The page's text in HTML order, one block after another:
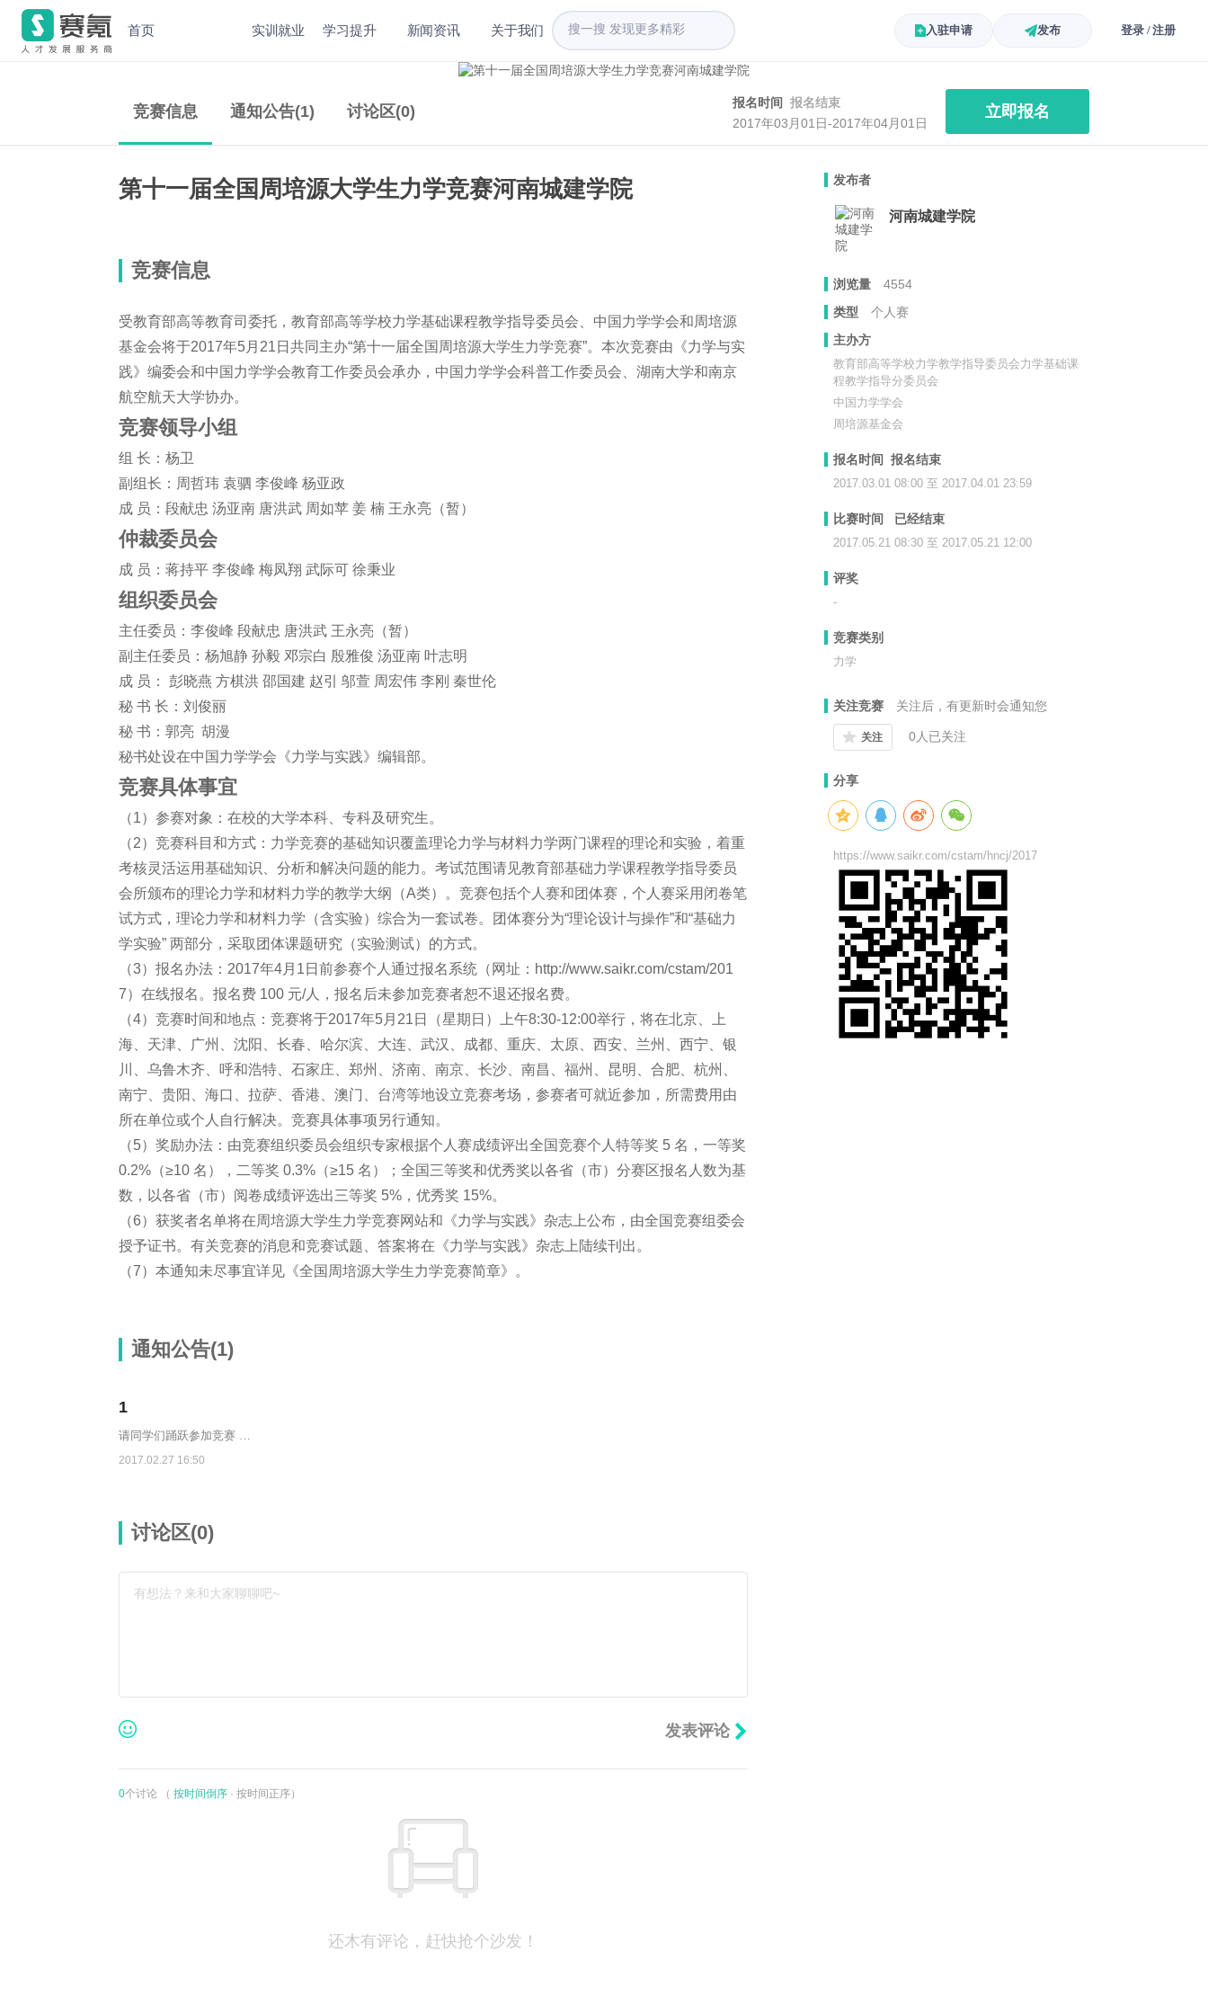
首页 实训就业 学习提升 新闻资讯 关于我们 入驻申请 发布 登录 / 注册
竞赛信息 通知公告(1) 讨论区(0) 报名时间 报名结束
2017年03月01日-2017年04月01日
立即报名
第十一届全国周培源大学生力学竞赛河南城建学院
竞赛信息
受教育部高等教育司委托，教育部高等学校力学基础课程教学指导委员会、中国力学学会和周培源
基金会将于2017年5月21日共同主办“第十一届全国周培源大学生力学竞赛”。本次竞赛由《力学与实
践》编委会和中国力学学会教育工作委员会承办，中国力学学会科普工作委员会、湖南大学和南京
航空航天大学协办。
竞赛领导小组
组 长：杨卫
副组长：周哲玮 袁驷 李俊峰 杨亚政
成 员：段献忠 汤亚南 唐洪武 周如苹 姜 楠 王永亮（暂）
仲裁委员会
成 员：蒋持平 李俊峰 梅凤翔 武际可 徐秉业
组织委员会
主任委员：李俊峰 段献忠 唐洪武 王永亮（暂）
副主任委员：杨旭静 孙毅 邓宗白 殷雅俊 汤亚南 叶志明
成 员： 彭晓燕 方棋洪 邵国建 赵引 邬萱 周宏伟 李刚 秦世伦
秘 书 长：刘俊丽
秘 书：郭亮 胡漫
秘书处设在中国力学学会《力学与实践》编辑部。
竞赛具体事宜
（1）参赛对象：在校的大学本科、专科及研究生。
（2）竞赛科目和方式：力学竞赛的基础知识覆盖理论力学与材料力学两门课程的理论和实验，着重
考核灵活运用基础知识、分析和解决问题的能力。考试范围请见教育部基础力学课程教学指导委员
会所颁布的理论力学和材料力学的教学大纲（A类）。竞赛包括个人赛和团体赛，个人赛采用闭卷笔
试方式，理论力学和材料力学（含实验）综合为一套试卷。团体赛分为“理论设计与操作”和“基础力
学实验” 两部分，采取团体课题研究（实验测试）的方式。
（3）报名办法：2017年4月1日前参赛个人通过报名系统（网址：http://www.saikr.com/cstam/201
7）在线报名。报名费 100 元/人，报名后未参加竞赛者恕不退还报名费。
（4）竞赛时间和地点：竞赛将于2017年5月21日（星期日）上午8:30-12:00举行，将在北京、上
海、天津、广州、沈阳、长春、哈尔滨、大连、武汉、成都、重庆、太原、西安、兰州、西宁、银
川、乌鲁木齐、呼和浩特、石家庄、郑州、济南、南京、长沙、南昌、福州、昆明、合肥、杭州、
南宁、贵阳、海口、拉萨、香港、澳门、台湾等地设立竞赛考场，参赛者可就近参加，所需费用由
所在单位或个人自行解决。竞赛具体事项另行通知。
（5）奖励办法：由竞赛组织委员会组织专家根据个人赛成绩评出全国竞赛个人特等奖 5 名，一等奖
0.2%（≥10 名），二等奖 0.3%（≥15 名）；全国三等奖和优秀奖以各省（市）分赛区报名人数为基
数，以各省（市）阅卷成绩评选出三等奖 5%，优秀奖 15%。
（6）获奖者名单将在周培源大学生力学竞赛网站和《力学与实践》杂志上公布，由全国竞赛组委会
授予证书。有关竞赛的消息和竞赛试题、答案将在《力学与实践》杂志上陆续刊出。
（7）本通知未尽事宜详见《全国周培源大学生力学竞赛简章》。
通知公告(1)
1
请同学们踊跃参加竞赛 …
2017.02.27 16:50
讨论区(0)
有想法？来和大家聊聊吧~
0个讨论 （ 按时间倒序 · 按时间正序）
还木有评论，赶快抢个沙发！
发布者
河南城建学院
浏览量
4554
类型
个人赛
主办方
教育部高等学校力学教学指导委员会力学基础课
程教学指导分委员会
中国力学学会
周培源基金会
报名时间 报名结束
2017.03.01 08:00 至 2017.04.01 23:59
比赛时间 已经结束
2017.05.21 08:30 至 2017.05.21 12:00
评奖
-
竞赛类别
力学
关注竞赛 关注后，有更新时会通知您
关注 0人已关注
分享
https://www.saikr.com/cstam/hncj/2017